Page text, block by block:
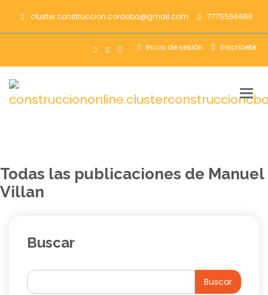
cluster.construccion.cordoba@gmail.com 7775556666
Inicio de sesión Inscríbete
Todas las publicaciones de Manuel
Villan
Buscar
Buscar